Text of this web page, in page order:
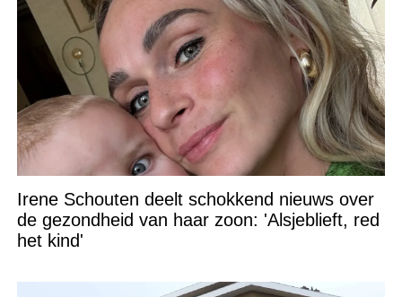
Irene Schouten deelt schokkend nieuws over
de gezondheid van haar zoon: 'Alsjeblieft, red
het kind'